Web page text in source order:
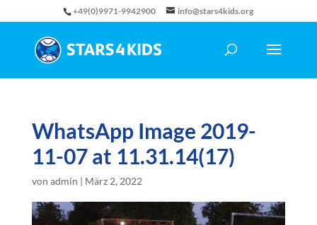
+49(0)9971-9942900 info@stars4kids.org
WhatsApp Image 2019-
11-07 at 11.31.14(17)
von admin | März 2, 2022